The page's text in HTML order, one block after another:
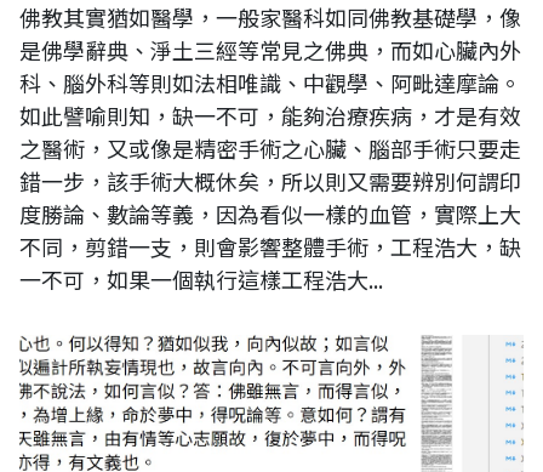
佛教其實猶如醫學，一般家醫科如同佛教基礎學，像
是佛學辭典、淨土三經等常見之佛典，而如心臟內外
科、腦外科等則如法相唯識、中觀學、阿毗達摩論。
如此譬喻則知，缺一不可，能夠治療疾病，才是有效
之醫術，又或像是精密手術之心臟、腦部手術只要走
錯一步，該手術大概休矣，所以則又需要辨別何謂印
度勝論、數論等義，因為看似一樣的血管，實際上大
不同，剪錯一支，則會影響整體手術，工程浩大，缺
一不可，如果一個執行這樣工程浩大...